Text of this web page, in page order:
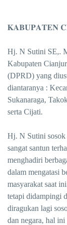
𝐊𝐀𝐁𝐔𝐏𝐀𝐓𝐄𝐍
Hj. N Sutini SE,.
Kabupaten
(DPRD) yang
diantaranya :
Sukanaraga,
serta Cijati.
Hj. N Sutini sosok
sangat santun
menghadiri
dalam mengatasi
masyarakat saat
tetapi didampingi
diragukan lagi
dan negara, hal